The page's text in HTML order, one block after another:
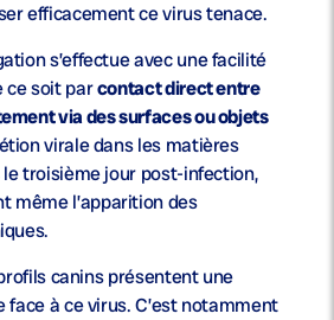
efficacement ce virus tenace.
s’effectue avec une facilité
ce soit parcontact direct entre
via des surfaces ou objets
virale dans les matières
troisième jour post-infection,
même l’apparition des
canins présentent une
à ce virus. C’est notamment